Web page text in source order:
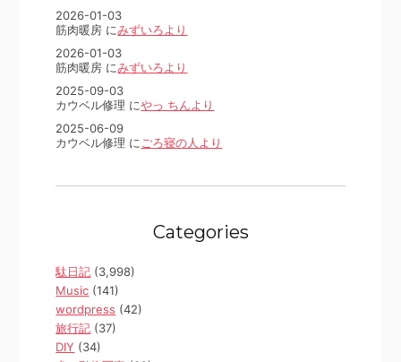
2026-01-03
筋肉暖房 にみずいろより
2026-01-03
筋肉暖房 にみずいろより
2025-09-03
カウベル修理 にやっ ちんより
2025-06-09
カウベル修理 に ごろ寝の人より
Categories
駄日記 (3,998)
Music (141)
wordpress (42)
旅行記 (37)
DIY (34)